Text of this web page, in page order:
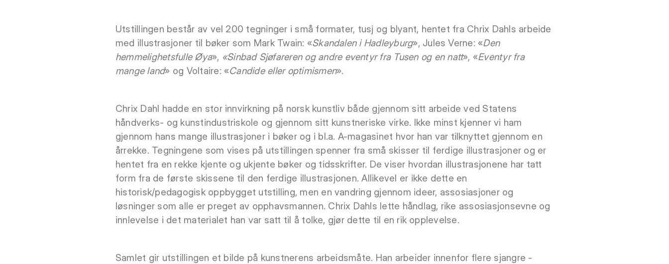
Utstillingen består av vel 200 tegninger i små formater, tusj og blyant, hentet fra Chrix Dahls arbeide
med illustrasjoner til bøker som Mark Twain: «Skandalen i Hadleyburg», Jules Verne: «Den
hemmelighetsfulle Øya», «Sinbad Sjøfareren og andre eventyr fra Tusen og en natt», «Eventyr fra
mange land» og Voltaire: «Candide eller optimismen».
Chrix Dahl hadde en stor innvirkning på norsk kunstliv både gjennom sitt arbeide ved Statens
håndverks- og kunstindustriskole og gjennom sitt kunstneriske virke. Ikke minst kjenner vi ham
gjennom hans mange illustrasjoner i bøker og i bl.a. A-magasinet hvor han var tilknyttet gjennom en
årrekke. Tegningene som vises på utstillingen spenner fra små skisser til ferdige illustrasjoner og er
hentet fra en rekke kjente og ukjente bøker og tidsskrifter. De viser hvordan illustrasjonene har tatt
form fra de første skissene til den ferdige illustrasjonen. Allikevel er ikke dette en
historisk/pedagogisk oppbygget utstilling, men en vandring gjennom ideer, assosiasjoner og
løsninger som alle er preget av opphavsmannen. Chrix Dahls lette håndlag, rike assosiasjonsevne og
innlevelse i det materialet han var satt til å tolke, gjør dette til en rik opplevelse.
Samlet gir utstillingen et bilde på kunstnerens arbeidsmåte. Han arbeider innenfor flere sjangre -